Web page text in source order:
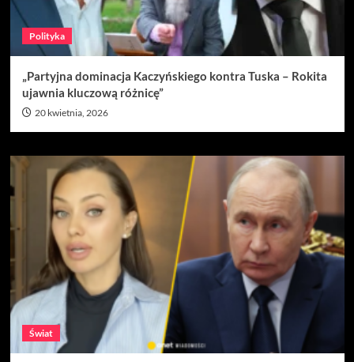
Polityka
„Partyjna dominacja Kaczyńskiego kontra Tuska – Rokita
ujawnia kluczową różnicę”
20 kwietnia, 2026
Świat